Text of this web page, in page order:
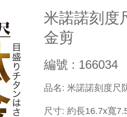
米諾諾刻度
金剪
編號 : 166034
品名: 米諾諾刻度尺
尺寸: 約長16.7x寬